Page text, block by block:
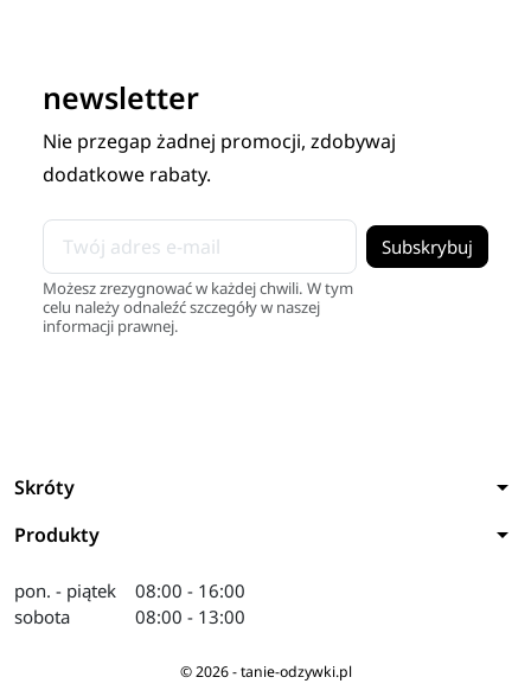
newsletter
Nie przegap żadnej promocji, zdobywaj
dodatkowe rabaty.
Możesz zrezygnować w każdej chwili. W tym
celu należy odnaleźć szczegóły w naszej
informacji prawnej.
Skróty arrow_drop_down
Produkty arrow_drop_down
pon. - piątek
sobota
08:00 - 16:00
08:00 - 13:00
© 2026 - tanie-odzywki.pl